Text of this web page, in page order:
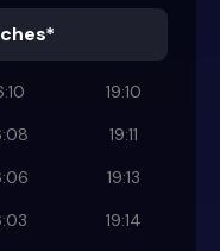
19:10
19:11
19:13
19:14